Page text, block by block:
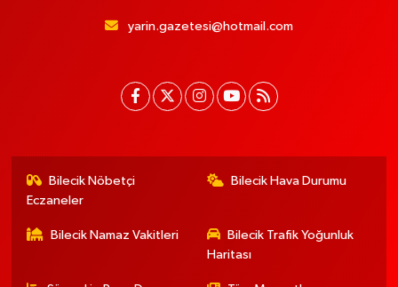
yarin.gazetesi@hotmail.com
Bilecik Nöbetçi
Eczaneler
Bilecik Hava Durumu
Bilecik Namaz Vakitleri
Bilecik Trafik Yoğunluk
Haritası